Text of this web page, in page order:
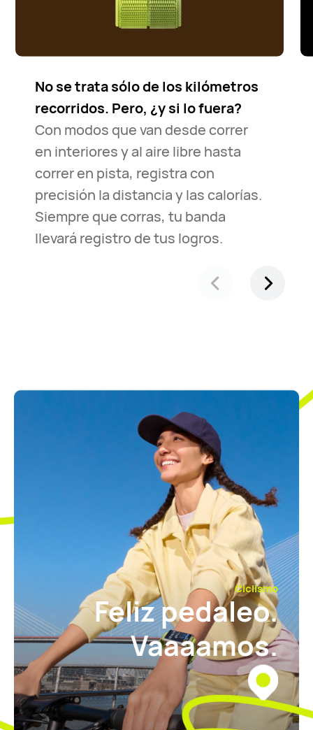
No se trata sólo de los kilómetros
recorridos. Pero, ¿y si lo fuera?
Con modos que van desde correr
en interiores y al aire libre hasta
correr en pista, registra con
precisión la distancia y las calorías.
Siempre que corras, tu banda
llevará registro de tus logros.
Ciclismo
Feliz pedaleo.
Vaaaamos.